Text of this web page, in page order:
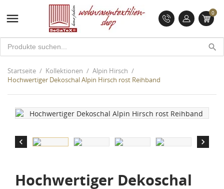
 0
search
Startseite Kollektionen
Alpin Hirsch
Hochwertiger Dekoschal Alpin Hirsch rost Reihband
 
Hochwertiger Dekoschal